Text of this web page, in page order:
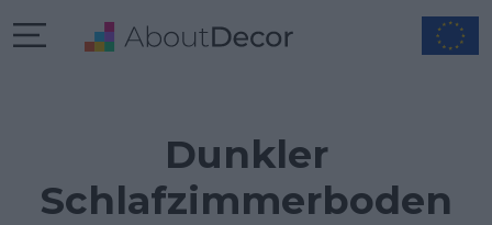
Dunkler
Schlafzimmerboden